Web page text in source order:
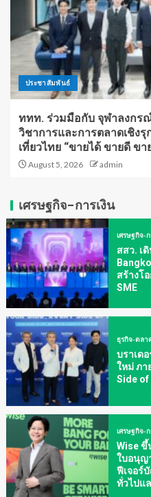
ประชาสัมพันธ์
ททท. ร่วมมือกับ จุฬาลงกร
วิชาการและการตลาดเชิง
เที่ยวไทย “ขายได้ ขายดี ขา
August 5, 2026 admin
เศรษฐกิจ-การเงิน
เศรษฐกิจ-ก
สสว. เ
สร้างโ
SME
ธุรกิจ-ตลา
บราเด
ใหม่ ภา
Side of
เศรษฐกิจ-ก
Wise ขึ้
ใบอนุญ
ฟีเจอร์
ทั่วไปแ